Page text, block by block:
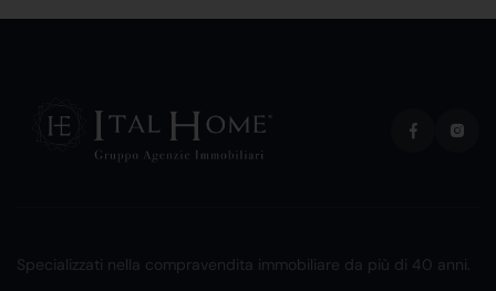
Specializzati nella compravendita immobiliare da più di 40 anni.